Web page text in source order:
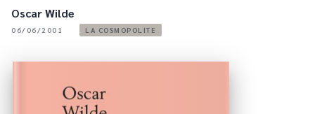
Oscar Wilde
06/06/2001 LA COSMOPOLITE